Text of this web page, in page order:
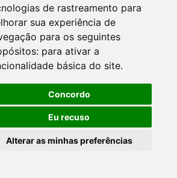
de rastreamento para
sua experiência de
para os seguintes
para ativar a
básica do site.
Concordo
Eu recuso
Alterar as minhas preferências